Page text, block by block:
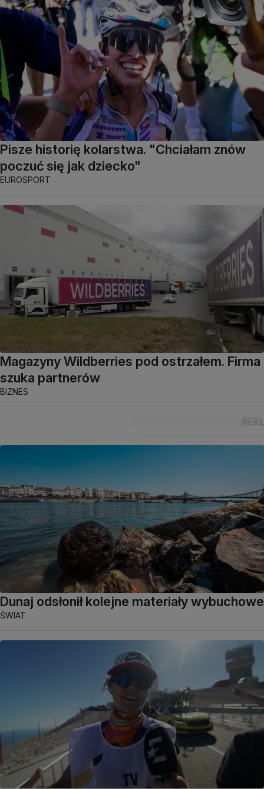
Pisze historię kolarstwa. "Chciałam znów
poczuć się jak dziecko"
EUROSPORT
Magazyny Wildberries pod ostrzałem. Firma
szuka partnerów
BIZNES
Dunaj odsłonił kolejne materiały wybuchowe
ŚWIAT